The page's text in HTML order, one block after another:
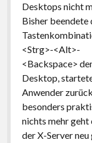
twitterinstagram
Desktops nicht
Bisher beendete
<Strg>-<Alt>-
<Backspace>
Desktop,
Anwender
besonders
nichts mehr
der X-Server